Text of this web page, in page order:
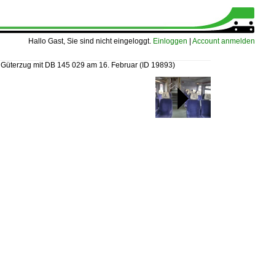
Hallo Gast, Sie sind nicht eingeloggt. Einloggen Account anmelden
Güterzug mit DB 145 029 am 16. Februar (ID 19893)